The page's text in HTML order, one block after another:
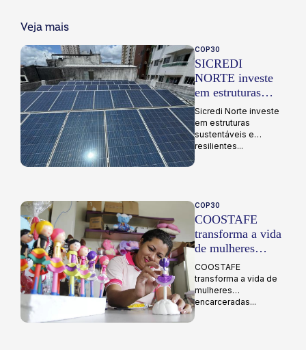
Veja mais
COP30
SICREDI
NORTE investe
em estruturas
sustentáveis e
resilientes
Sicredi Norte investe
em estruturas
sustentáveis e
resilientes...
COP30
COOSTAFE
transforma a vida
de mulheres
encarceradas
COOSTAFE
transforma a vida de
mulheres
encarceradas...